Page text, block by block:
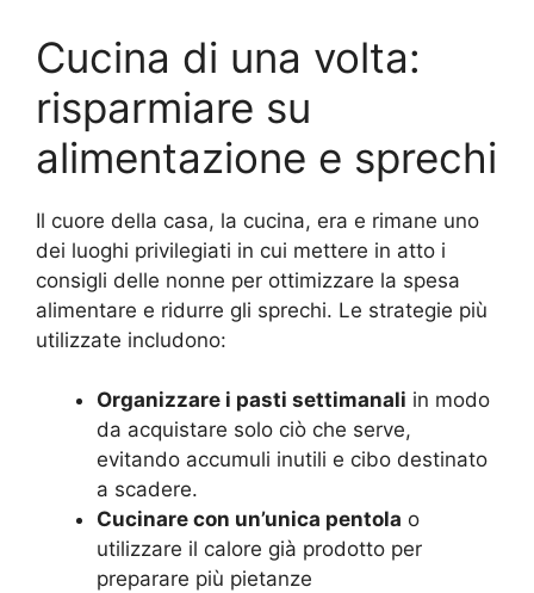
Cucina di una volta:
risparmiare su
alimentazione e sprechi
Il cuore della casa, la cucina, era e rimane uno
dei luoghi privilegiati in cui mettere in atto i
consigli delle nonne per ottimizzare la spesa
alimentare e ridurre gli sprechi. Le strategie più
utilizzate includono:
Organizzare i pasti settimanali in modo
da acquistare solo ciò che serve,
evitando accumuli inutili e cibo destinato
a scadere.
Cucinare con un’unica pentola o
utilizzare il calore già prodotto per
preparare più pietanze